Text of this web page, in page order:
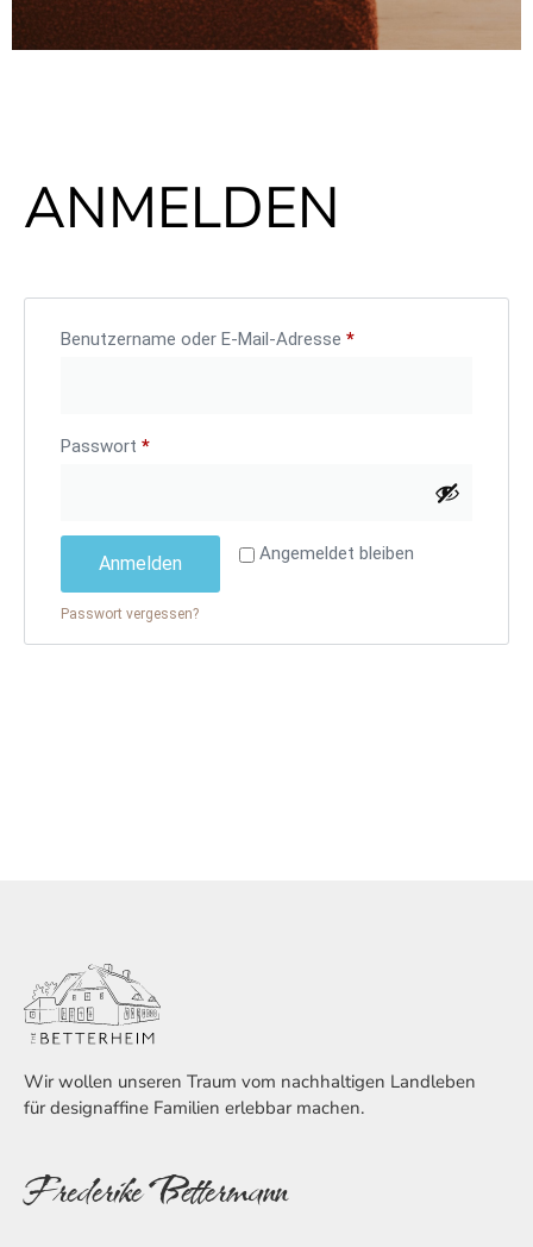
ANMELDEN
Benutzername oder E-Mail-Adresse *
Passwort *
Alternative: Angemeldet bleiben
Anmelden
Passwort vergessen?
Wir wollen unseren Traum vom nachhaltigen Landleben
für designaffine Familien erlebbar machen.
Frederike Bettermann